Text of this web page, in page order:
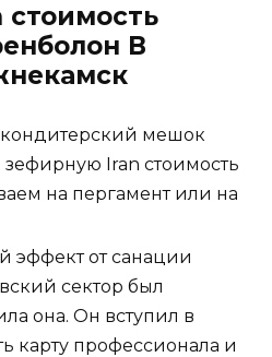
стоимость
В
мешок
Iran стоимость
на пергамент или на
эффект от санации
сектор был
она. Он вступил в
карту профессионала и